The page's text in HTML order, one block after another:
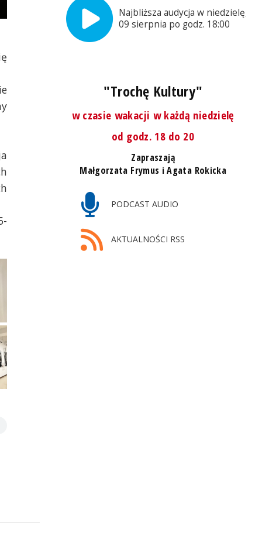
Najbliższa audycja w niedzielę,
09 sierpnia po godz. 18:00
"Trochę Kultury"
w czasie wakacji w każdą niedzielę
od godz. 18 do 20
Zapraszają
Małgorzata Frymus i Agata Rokicka
PODCAST AUDIO
AKTUALNOŚCI RSS